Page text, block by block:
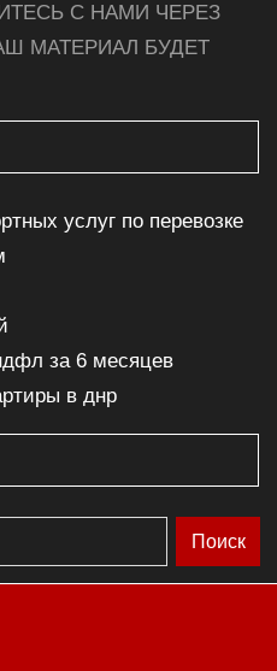
С НАМИ ЧЕРЕЗ
МАТЕРИАЛ БУДЕТ
услуг по перевозке
за 6 месяцев
в днр
Поиск